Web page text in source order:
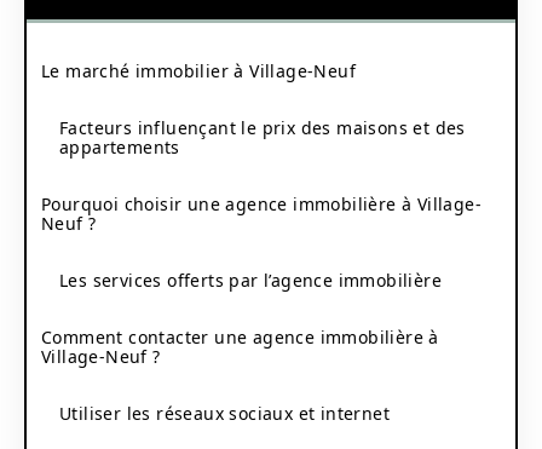
Le marché immobilier à Village-Neuf
Facteurs influençant le prix des maisons et des
appartements
Pourquoi choisir une agence immobilière à Village-
Neuf ?
Les services offerts par l’agence immobilière
Comment contacter une agence immobilière à
Village-Neuf ?
Utiliser les réseaux sociaux et internet